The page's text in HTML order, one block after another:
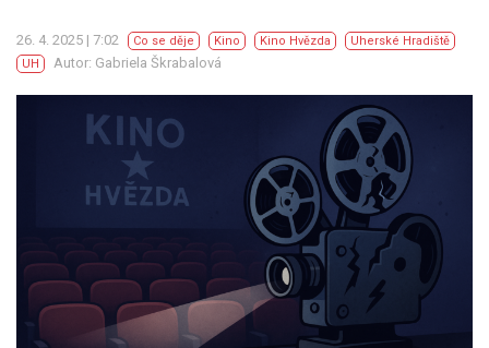
26. 4. 2025 | 7:02 Co se děje Kino Kino Hvězda
Uherské Hradiště
UH
Autor: Gabriela Škrabalová